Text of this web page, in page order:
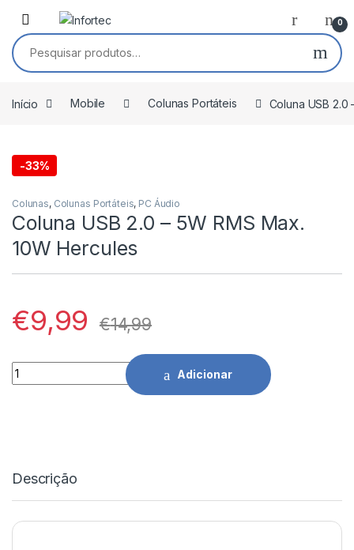
Saltar para navegação
Pular para o conteúdo
0
Pesquisar por:
Início Mobile Colunas Portáteis Coluna USB 2.0
-33%
Colunas, Colunas Portáteis, PC Áudio
Coluna USB 2.0 – 5W RMS Max.
10W Hercules
€9,99 €14,99
Coluna USB 2.0 - 5W RMS Max. 10W Hercules quantidade
Adicionar
Descrição